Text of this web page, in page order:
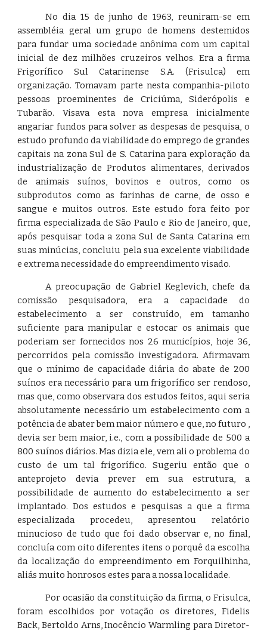
No dia 15 de junho de 1963, reuniram-se em
assembléia geral um grupo de homens destemidos
para fundar uma sociedade anônima com um capital
inicial de dez milhões cruzeiros velhos. Era a firma
Frigorífico Sul Catarinense S.A. (Frisulca) em
organização. Tomavam parte nesta companhia-piloto
pessoas proeminentes de Criciúma, Siderópolis e
Tubarão. Visava esta nova empresa inicialmente
angariar fundos para solver as despesas de pesquisa, o
estudo profundo da viabilidade do emprego de grandes
capitais na zona Sul de S. Catarina para exploração da
industrialização de Produtos alimentares, derivados
de animais suínos, bovinos e outros, como os
subprodutos como as farinhas de carne, de osso e
sangue e muitos outros. Este estudo fora feito por
firma especializada de São Paulo e Rio de Janeiro, que,
após pesquisar toda a zona Sul de Santa Catarina em
suas minúcias, concluiu pela sua excelente viabilidade
e extrema necessidade do empreendimento visado.
A preocupação de Gabriel Keglevich, chefe da
comissão pesquisadora, era a capacidade do
estabelecimento a ser construído, em tamanho
suficiente para manipular e estocar os animais que
poderiam ser fornecidos nos 26 municípios, hoje 36,
percorridos pela comissão investigadora. Afirmavam
que o mínimo de capacidade diária do abate de 200
suínos era necessário para um frigorífico ser rendoso,
mas que, como observara dos estudos feitos, aqui seria
absolutamente necessário um estabelecimento com a
potência de abater bem maior número e que, no futuro ,
devia ser bem maior, i.e., com a possibilidade de 500 a
800 suínos diários. Mas dizia ele, vem ali o problema do
custo de um tal frigorífico. Sugeriu então que o
anteprojeto devia prever em sua estrutura, a
possibilidade de aumento do estabelecimento a ser
implantado. Dos estudos e pesquisas a que a firma
especializada procedeu, apresentou relatório
minucioso de tudo que foi dado observar e, no final,
concluía com oito diferentes itens o porquê da escolha
da localização do empreendimento em Forquilhinha,
aliás muito honrosos estes para a nossa localidade.
Por ocasião da constituição da firma, o Frisulca,
foram escolhidos por votação os diretores, Fidelis
Back, Bertoldo Arns, Inocêncio Warmling para Diretor-